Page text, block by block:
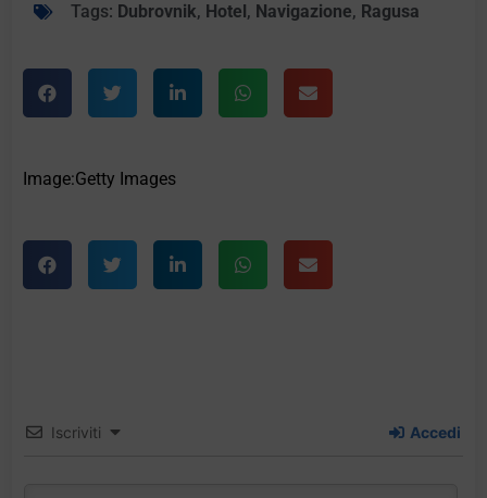
Tags: Dubrovnik, Hotel , Navigazione, Ragusa
Image:Getty Images
Iscriviti Accedi